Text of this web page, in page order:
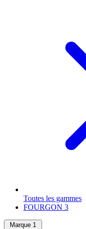
Toutes les gammes
FOURGON 3
Marque 1